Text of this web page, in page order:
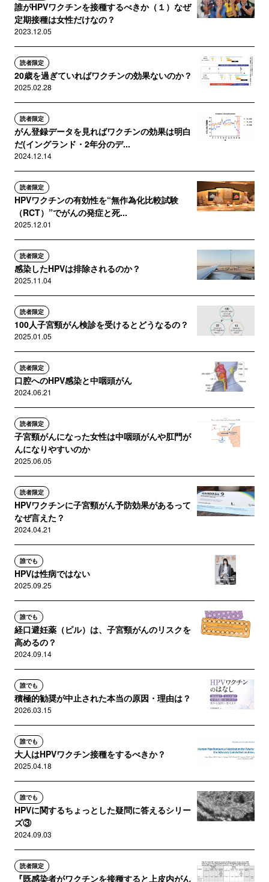
誰がHPVワクチンを接種するべきか（１）なぜ
定期接種は女性だけなの？
2023.12.05
読者限定
20歳を過ぎていればワクチンの効果ないのか？
2025.02.28
読者限定
がん登録データを見ればワクチンの効果は明白
だ(イングランド・2年分のデ...
2024.12.14
読者限定
HPVワクチンの有効性を“無作為化比較試験
（RCT）”でがんの発症と死...
2025.12.01
読者限定
感染したHPVは排除されるのか？
2025.11.04
読者限定
100人子宮頸がん検診を受けるとどうなるの？
2025.01.05
読者限定
口腔へのHPV感染と中咽頭がん
2024.06.21
読者限定
子宮頸がんになった女性は中咽頭がんや肛門が
んになりやすいのか
2025.06.05
読者限定
HPVワクチンに子宮頸がん予防効果があるって
なぜ言えた？
2024.04.21
誰でも
HPVは性病ではない
2025.09.25
誰でも
経口避妊薬（ピル）は、子宮頸がんのリスクを
高めるの？
2024.09.14
誰でも
積極的勧奨が中止された本当の原因・理由は？
2026.03.15
誰でも
大人はHPVワクチン接種をするべきか？
2025.04.18
誰でも
HPVに関するちょっとした疑問に答えるシリー
ズ③
2024.09.03
読者限定
『既感染者がワクチンを接種すると上皮内がん